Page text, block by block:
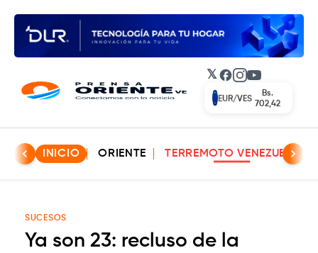
𝕏 Facebook
Instagram
YouTube
EUR/VES
Bs.
702,42
INICIO ORIENTE TERREMOTO VENEZUELA
SUCESOS
Ya son 23: recluso de la